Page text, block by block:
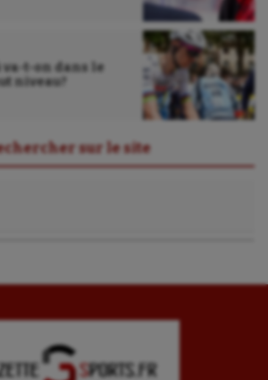
frisbee
va-t-on dans le
niveau?
sur le site